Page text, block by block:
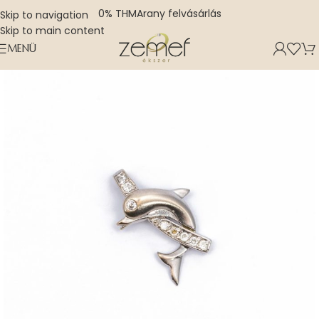
Skip to navigation
Skip to main content
0% THMArany felvásárlás
MENÜ